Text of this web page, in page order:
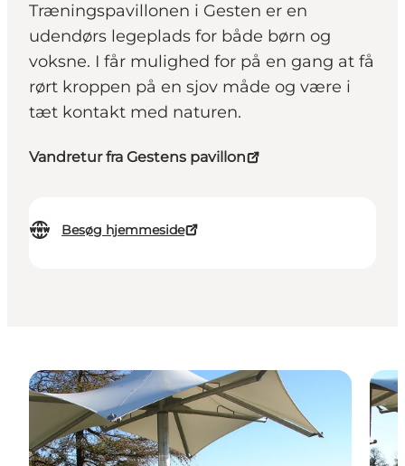
Træningspavillonen i Gesten er en
udendørs legeplads for både børn og
voksne. I får mulighed for på en gang at få
rørt kroppen på en sjov måde og være i
tæt kontakt med naturen.
Vandretur fra Gestens pavillon
Besøg hjemmeside